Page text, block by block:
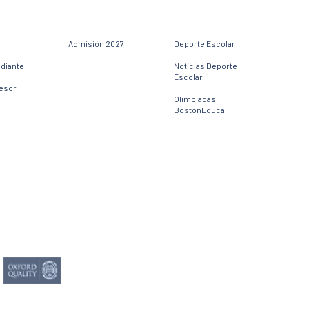
Admisión 2027 Deporte Escolar
Noticias Deporte
Escolar
Olimpiadas
BostonEduca